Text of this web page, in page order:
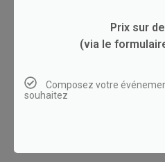
Prix sur
(via le
Composez votre
souhaitez